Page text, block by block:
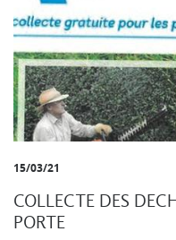
15/03/21
COLLECTE DES
PORTE